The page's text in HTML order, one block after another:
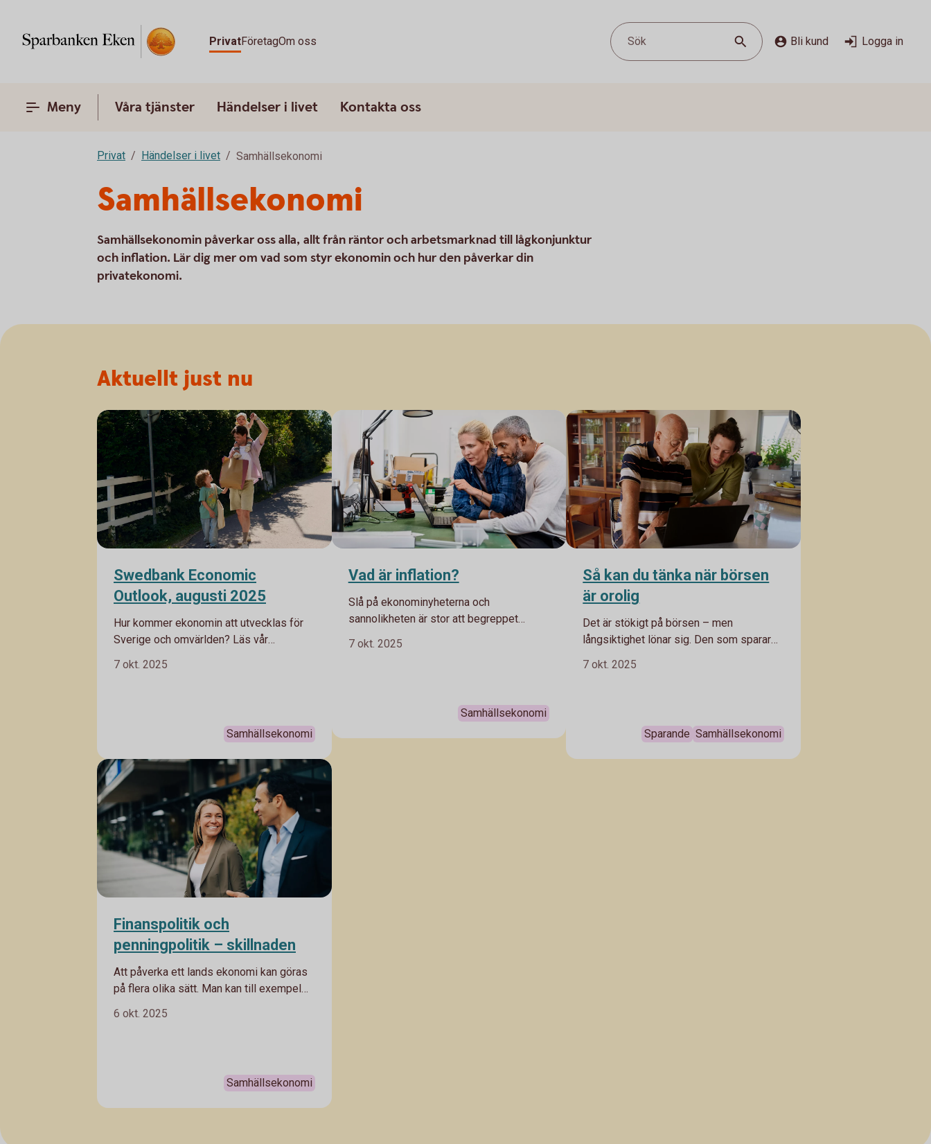
PrivatFöretagOm oss Sök Bli kund Logga in
Meny Våra tjänster Händelser i livet Kontakta oss
Privat Händelser i livet Samhällsekonomi
Samhällsekonomi
Samhällsekonomin påverkar oss alla, allt från räntor och arbetsmarknad till lågkonjunktur
och inflation. Lär dig mer om vad som styr ekonomin och hur den påverkar din
privatekonomi.
Aktuellt just nu
Swedbank Economic
Outlook, augusti 2025
Hur kommer ekonomin att utvecklas för
Sverige och omvärlden? Läs vår
Outlook - där våra experter delar med sig
7 okt. 2025
Samhällsekonomi
Vad är inflation?
Slå på ekonominyheterna och
sannolikheten är stor att begreppet
och hur hänger allt ihop? Häng med, vi
7 okt. 2025
Samhällsekonomi
Så kan du tänka när börsen
är orolig
Det är stökigt på börsen – men
långsiktighet lönar sig. Den som sparar
strategi brukar klara svängningarna bättre.
7 okt. 2025
Sparande Samhällsekonomi
Finanspolitik och
penningpolitik – skillnaden
Att påverka ett lands ekonomi kan göras
på flera olika sätt. Man kan till exempel
eller dämpa ekonomin, eller ändra
Men hur synkas det och vem ansvarar för
6 okt. 2025
Samhällsekonomi